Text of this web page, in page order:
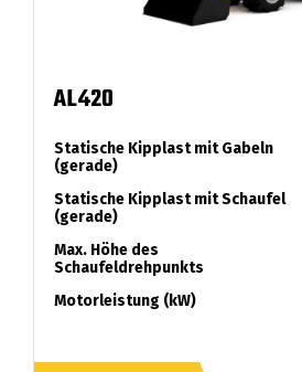
AL420
Statische Kipplast mit Gabeln
(gerade)
Statische Kipplast mit Schaufel
(gerade)
Max. Höhe des
Schaufeldrehpunkts
Motorleistung (kW)